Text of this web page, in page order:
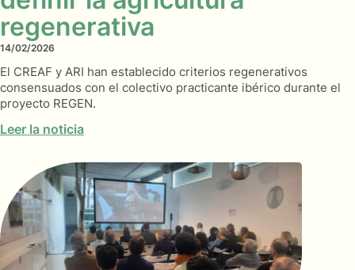
regenerativa
14/02/2026
El CREAF y ARI han establecido criterios regenerativos
consensuados con el colectivo practicante ibérico durante el
proyecto REGEN.
Leer la noticia